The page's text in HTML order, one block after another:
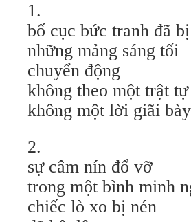
1.
bố cục bức tranh đã
những mảng sáng tối
chuyển động
không theo một trật
không một lời giãi bày
2.
sự câm nín đổ vỡ
trong một bình minh
chiếc lò xo bị nén